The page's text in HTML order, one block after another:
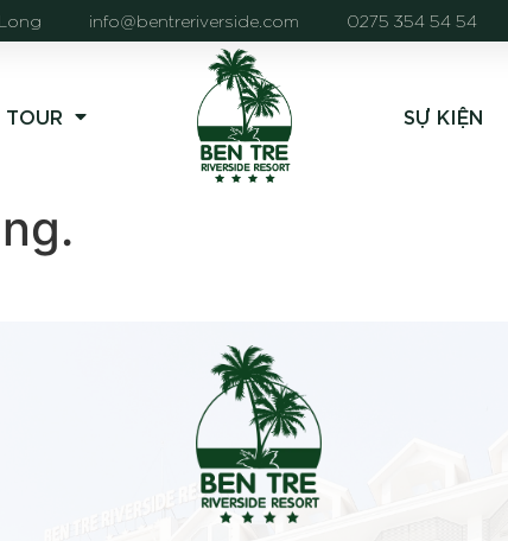
info@bentreriverside.com 0275 354 54 54
TOUR SỰ KIỆN